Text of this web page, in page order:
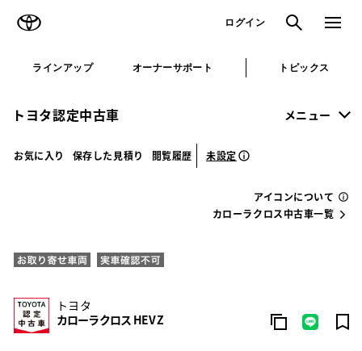
ログイン 検索 メニュ
ラインアップ オーナーサポート トピックス
トヨタ認定中古車 メニュー
お気に入り 保存した見積り 閲覧履歴 未設定
アイコンについて
カローラクロス中古車一覧
トヨタ
カローラクロス HEV Z